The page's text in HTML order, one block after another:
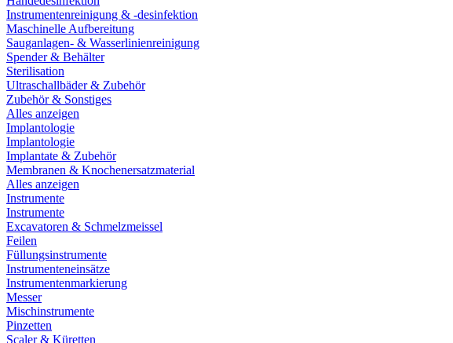
Instrumentenreinigung & -desinfektion
Maschinelle Aufbereitung
Sauganlagen- & Wasserlinienreinigung
Spender & Behälter
Sterilisation
Ultraschallbäder & Zubehör
Zubehör & Sonstiges
Alles anzeigen
Implantologie
Implantologie
Implantate & Zubehör
Membranen & Knochenersatzmaterial
Alles anzeigen
Instrumente
Instrumente
Excavatoren & Schmelzmeissel
Feilen
Füllungsinstrumente
Instrumenteneinsätze
Instrumentenmarkierung
Messer
Mischinstrumente
Pinzetten
Scaler & Küretten